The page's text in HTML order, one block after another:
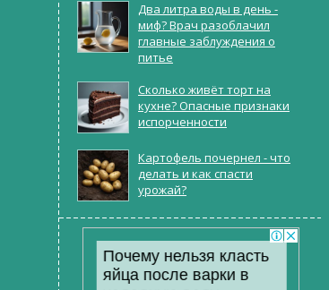
Два литра воды в день -
миф? Врач разоблачил
главные заблуждения о
питье
Сколько живёт торт на
кухне? Опасные признаки
испорченности
Картофель почернел - что
делать и как спасти
урожай?